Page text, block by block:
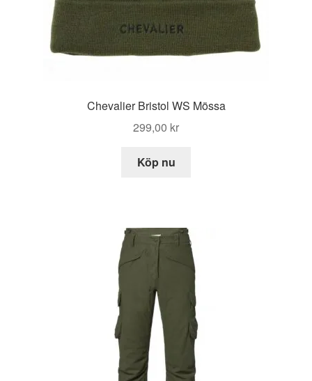
Chevalier Bristol WS Mössa
299,00 kr
Köp nu